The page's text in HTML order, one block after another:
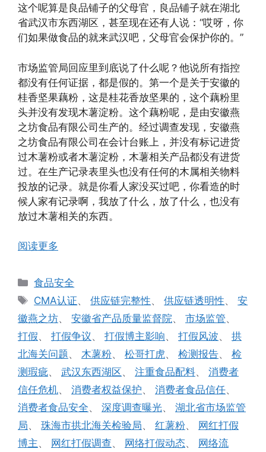
这个呢算是良品铺子的父母官，良品铺子就在湖北
省武汉市东西湖区，甚至现在还有人说：“哎呀，你
们如果做食品的就来武汉吧，父母官会保护你的。”
市场监管局回应里到底说了什么呢？他说所有指控
都没有任何证据，都是假的。第一个是关于安徽的
桂香坚果藕粉，这是桂花香放坚果的，这个藕粉里
头并没有发现木薯淀粉。这个藕粉呢，是由安徽燕
之坊食品有限公司生产的。经过调查发现，安徽燕
之坊食品有限公司在会计台账上，并没有标记进货
过木薯粉或者木薯淀粉，木薯相关产品都没有进货
过。在生产记录表里头也没有任何的木属相关物料
投放的记录。就是你看人家没买过吧，你看造的时
候人家有记录啊，我放了什么，放了什么，也没有
放过木薯相关的东西。
阅读更多
分
类
食品安全
标
签
CMA认证、供应链完整性、供应链透明性、安
徽燕之坊、 安徽省产品质量监督院、 市场监管、
打假、 打假争议 、 打假博主影响、 打假风波、 拱
北海关问题、 木薯粉、 松哥打虎、 检测报告、 检
测瑕疵、 武汉东西湖区、 注重食品配料、 消费者
信任危机、 消费者权益保护、 消费者食品信任、
消费者食品安全、 深度调查曝光、 湖北省市场监管
局、 珠海市拱北海关检验局、 红薯粉、 网红打假
博主、 网红打假调查、 网络打假动态、 网络流